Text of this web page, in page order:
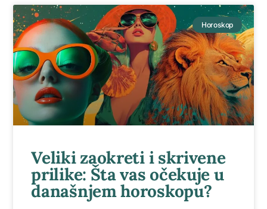
Horoskop
Veliki zaokreti i skrivene
prilike: Šta vas očekuje u
današnjem horoskopu?